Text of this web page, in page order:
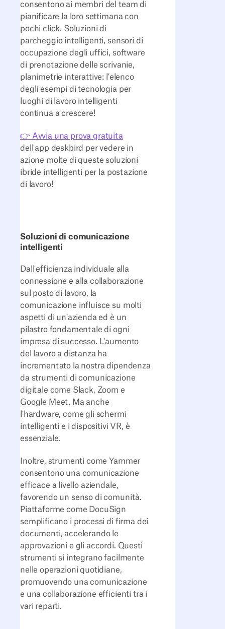
consentono ai membri del team di
pianificare la loro settimana con
pochi click. Soluzioni di
parcheggio intelligenti, sensori di
occupazione degli uffici, software
di prenotazione delle scrivanie,
planimetrie interattive: l'elenco
degli esempi di tecnologia per
luoghi di lavoro intelligenti
continua a crescere!
👉 Avvia una prova gratuita
dell'app deskbird per vedere in
azione molte di queste soluzioni
ibride intelligenti per la postazione
di lavoro!
Soluzioni di comunicazione
intelligenti
Dall'efficienza individuale alla
connessione e alla collaborazione
sul posto di lavoro, la
comunicazione influisce su molti
aspetti di un'azienda ed è un
pilastro fondamentale di ogni
impresa di successo. L'aumento
del lavoro a distanza ha
incrementato la nostra dipendenza
da strumenti di comunicazione
digitale come Slack, Zoom e
Google Meet. Ma anche
l'hardware, come gli schermi
intelligenti e i dispositivi VR, è
essenziale.
Inoltre, strumenti come Yammer
consentono una comunicazione
efficace a livello aziendale,
favorendo un senso di comunità.
Piattaforme come DocuSign
semplificano i processi di firma dei
documenti, accelerando le
approvazioni e gli accordi. Questi
strumenti si integrano facilmente
nelle operazioni quotidiane,
promuovendo una comunicazione
e una collaborazione efficienti tra i
vari reparti.